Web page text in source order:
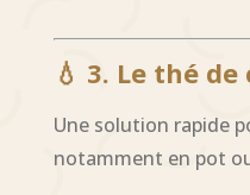
💧 3. Le thé
Une solution rapide
notamment en pot